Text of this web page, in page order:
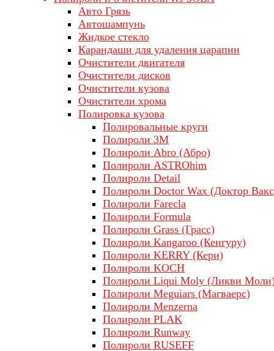
Авто Грязь
Автошампунь
Жидкое стекло
Карандаши для удаления царапин
Очистители двигателя
Очистители дисков
Очистители кузова
Очистители хрома
Полировка кузова
Полировальные круги
Полироли 3М
Полироли Abro (Абро)
Полироли ASTROhim
Полироли Detail
Полироли Doctor Wax (Доктор
Полироли Farecla
Полироли Formula
Полироли Grass (Грасс)
Полироли Kangaroo (Кенгуру)
Полироли KERRY (Кери)
Полироли KOCH
Полироли Liqui Moly (Ликви
Полироли Meguiars (Магваерс)
Полироли Menzerna
Полироли PLAK
Полироли Runway
Полироли RUSEFF